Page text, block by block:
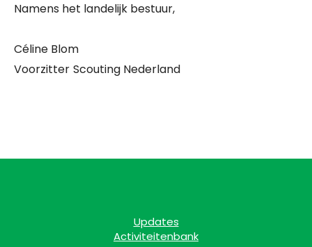
Namens het landelijk bestuur,
Céline Blom
Voorzitter Scouting Nederland
Updates
Activiteitenbank